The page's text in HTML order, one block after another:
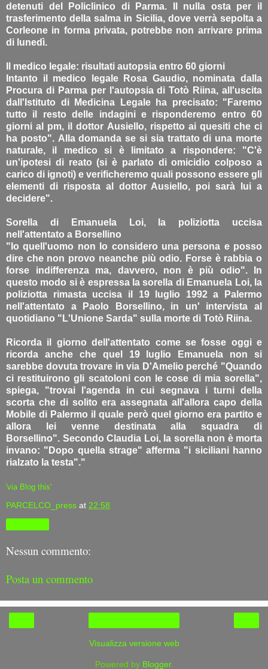
detenuti del Policlinico di Parma. Il nulla osta per il
trasferimento della salma in Sicilia, dove verrà sepolta a
Corleone in forma privata, potrebbe non arrivare prima
di lunedì.
Il medico legale: risultati autopsia entro 60 giorni
Intanto il medico legale Rosa Gaudio, nominata dalla
Procura di Parma per l'autopsia di Totò Riina, all'uscita
dall'Istituto di Medicina Legale ha precisato: "Faremo
tutto il resto delle indagini e risponderemo entro 60
giorni al pm, il dottor Ausiello, rispetto ai quesiti che ci
ha posto". Alla domanda se si sia trattato di una morte
naturale, il medico si è limitato a rispondere: "C'è
un'ipotesi di reato (si è parlato di omicidio colposo a
carico di ignoti) e verificheremo quali possono essere gli
elementi di risposta al dottor Ausiello, poi sarà lui a
decidere".
Sorella di Emanuela Loi, la poliziotta uccisa
nell'attentato a Borsellino
"Io quell'uomo non lo considero una persona e posso
dire che non provo neanche più odio. Forse è rabbia o
forse indifferenza ma, davvero, non è più odio". In
questo modo si è espressa la sorella di Emanuela Loi, la
poliziotta rimasta uccisa il 19 luglio 1992 a Palermo
nell'attentato a Paolo Borsellino, in un' intervista al
quotidiano "L'Unione Sarda" sulla morte di Totò Riina.
Ricorda il giorno dell'attentato come se fosse oggi e
ricorda anche che quel 19 luglio Emanuela non si
sarebbe dovuta trovare in via D'Amelio perché "Quando
ci restituirono gli scatoloni con le cose di mia sorella",
spiega, "trovai l'agenda in cui segnava i turni della
scorta che di solito era assegnata all'allora capo della
Mobile di Palermo il quale però quel giorno era partito e
allora lei venne destinata alla squadra di
Borsellino". Secondo Claudia Loi, la sorella non è morta
invano: "Dopo quella strage" afferma "i siciliani hanno
rialzato la testa"."
'via Blog this'
PARCELCO_press at 22:58
Nessun commento:
Posta un commento
Visualizza versione web
Powered by Blogger.